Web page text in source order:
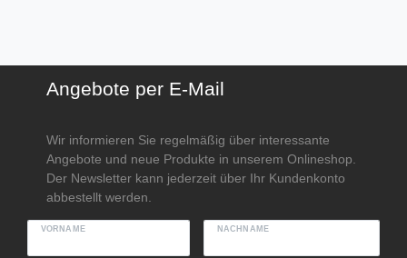
Angebote per E-Mail
Wir informieren Sie regelmäßig über interessante
Angebote und neue Produkte in unserem Onlineshop.
Der Newsletter kann jederzeit über Ihr Kundenkonto
abbestellt werden.
VORNAME NACHNAME